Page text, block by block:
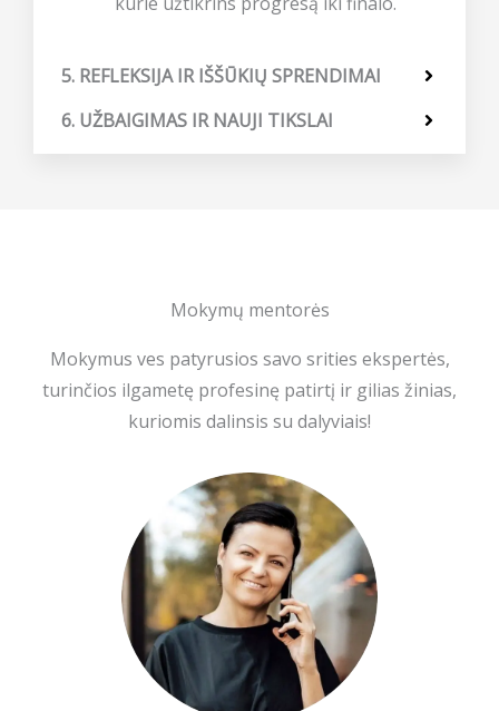
5. REFLEKSIJA IR IŠŠŪKIŲ SPRENDIMAI
6. UŽBAIGIMAS IR NAUJI TIKSLAI
Mokymų mentorės
Mokymus ves patyrusios savo srities ekspertės,
turinčios ilgametę profesinę patirtį ir gilias žinias,
kuriomis dalinsis su dalyviais!